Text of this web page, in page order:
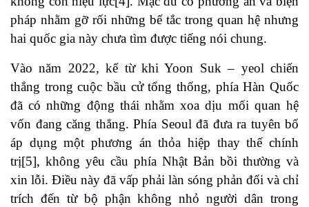
pháp nhằm gỡ rối những bế tắc trong quan hệ nhưng
hai quốc gia này chưa tìm được tiếng nói chung.
Vào năm 2022, kể từ khi Yoon Suk – yeol chiến
thắng trong cuộc bầu cử tổng thống, phía Hàn Quốc
đã có những động thái nhằm xoa dịu mối quan hệ
vốn đang căng thẳng. Phía Seoul đã đưa ra tuyên bố
áp dụng một phương án thỏa hiệp thay thế chính
trị[5], không yêu cầu phía Nhật Bản bồi thường và
xin lỗi. Điều này đã vấp phải làn sóng phản đối và chỉ
trích đến từ bộ phận không nhỏ người dân trong